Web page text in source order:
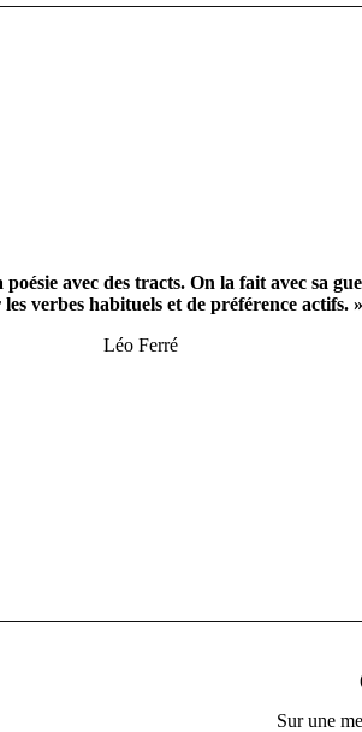
avec des tracts. On la fait avec sa
verbes habituels et de préférence actifs.
Léo Ferré
Sur une